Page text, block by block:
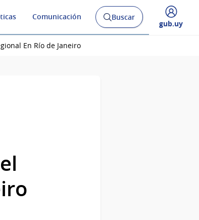
Comunicación
Abrir
buscador
Buscar
Desplegar
gub.uy
En Río de Janeiro